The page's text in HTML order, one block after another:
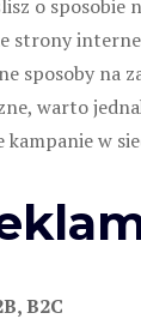
o sposobie
strony
sposoby na
warto
kampanie w
B2C